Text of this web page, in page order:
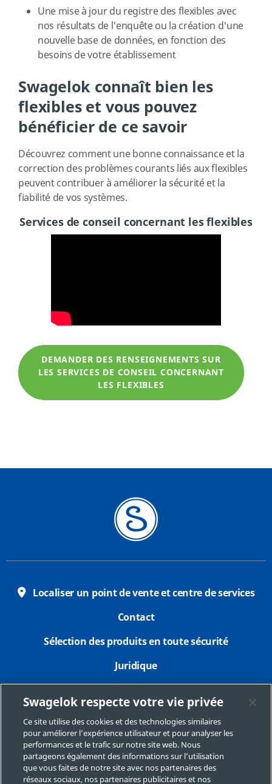
Une mise à jour du registre des flexibles avec
nos résultats de l'enquête ou la création d'une
nouvelle base de données, en fonction des
besoins de votre établissement
Swagelok connaît bien les
flexibles et vous pouvez
bénéficier de ce savoir
Découvrez comment une bonne connaissance et la
correction des problèmes courants liés aux flexibles
peuvent contribuer à améliorer la sécurité et la
fiabilité de vos systèmes.
Services de conseil concernant les flexibles
DEMANDER DES RENSEIGNEMENTS SUR
LES SERVICES DE CONSEIL CONCERNANT
LES FLEXIBLES
Localiser un point de vente et centre de services
Contact
Sélection des produits en toute sécurité
Juridique
Imprimer
Plan du site
Préférences de cookies
Swagelok respecte votre vie privée
Ce site utilise des cookies et des technologies similaires
pour améliorer l’expérience utilisateur et pour analyser les
performances et le trafic sur notre site web. Nous
partageons également des informations sur l’utilisation
que vous faites de notre site avec nos partenaires des
réseaux sociaux, nos partenaires publicitaires et nos